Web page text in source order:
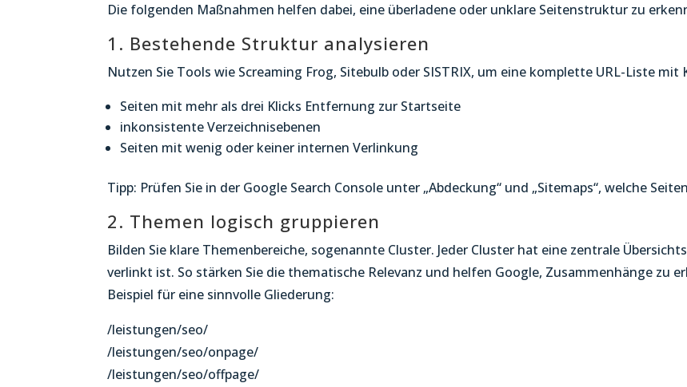
Die folgenden Maßnahmen helfen dabei, eine überladene oder unklare Seitenstruktur zu
1. Bestehende Struktur analysieren
Nutzen Sie Tools wie Screaming Frog, Sitebulb oder SISTRIX, um eine komplette URL-Liste
Seiten mit mehr als drei Klicks Entfernung zur Startseite
inkonsistente Verzeichnisebenen
Seiten mit wenig oder keiner internen Verlinkung
Tipp: Prüfen Sie in der Google Search Console unter „Abdeckung“ und „Sitemaps“, welche
2. Themen logisch gruppieren
Bilden Sie klare Themenbereiche, sogenannte Cluster. Jeder Cluster hat eine zentrale
verlinkt ist. So stärken Sie die thematische Relevanz und helfen Google, Zusammenhänge zu
Beispiel für eine sinnvolle Gliederung:
/leistungen/seo/
/leistungen/seo/onpage/
/leistungen/seo/offpage/